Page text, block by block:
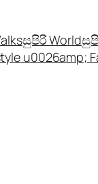
සුපිරි World
u0026amp;